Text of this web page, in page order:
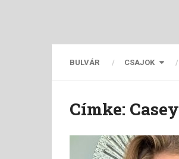
BULVÁR CSAJOK
Címke: Casey